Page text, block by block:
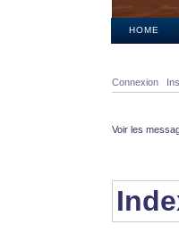
HOME
Connexion
Voir les